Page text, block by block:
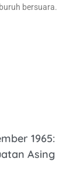
bersuara.
1965:
Asing